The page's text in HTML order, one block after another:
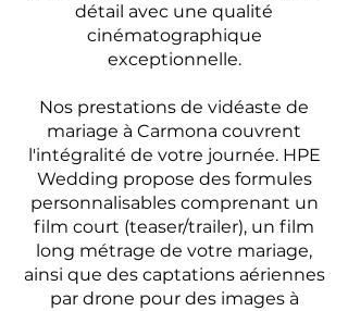
détail avec une qualité
cinématographique
exceptionnelle.
Nos prestations de vidéaste de
mariage à Carmona couvrent
l'intégralité de votre journée. HPE
Wedding propose des formules
personnalisables comprenant un
film court (teaser/trailer), un film
long métrage de votre mariage,
ainsi que des captations aériennes
par drone pour des images à